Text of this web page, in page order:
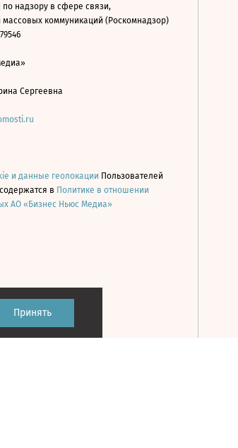
Принять
надзору в сфере связи,
коммуникаций (Роскомнадзор)
Сергеевна
и данные геолокации Пользователей
в Политике в отношении
АО «Бизнес Ньюс Медиа»